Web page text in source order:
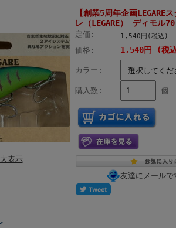
表示
【創業5周年企画LEGARE
レ（LEGARE） ディモル
定価: 1,540円(税込)
価格: 1,540円 (税
カラー:
購入数: 個
友達にメールで